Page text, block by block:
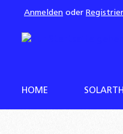
Zur
Anmelden oder
HOME